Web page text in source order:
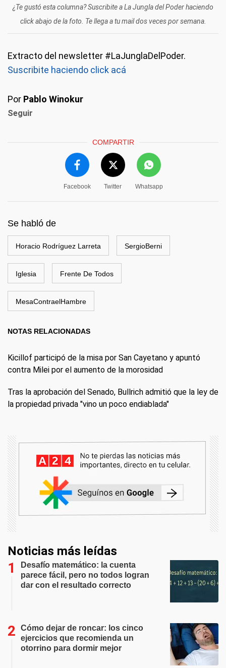
¿Te gustó esta columna? Suscribite a La Jungla del Poder haciendo
click abajo de la foto. Te llega a tu mail dos veces por semana.
Extracto del newsletter #LaJunglaDelPoder.
Suscribite haciendo click acá
Por Pablo Winokur
Seguir
COMPARTIR
Facebook Twitter Whatsapp
Se habló de
Horacio Rodríguez Larreta SergioBerni
Iglesia Frente De Todos
MesaContraelHambre
NOTAS RELACIONADAS
Kicillof participó de la misa por San Cayetano y apuntó
contra Milei por el aumento de la morosidad
Tras la aprobación del Senado, Bullrich admitió que la ley de
la propiedad privada "vino un poco endiablada"
Noticias más leídas
Desafío matemático: la cuenta
parece fácil, pero no todos logran
dar con el resultado correcto
Cómo dejar de roncar: los cinco
ejercicios que recomienda un
otorrino para dormir mejor